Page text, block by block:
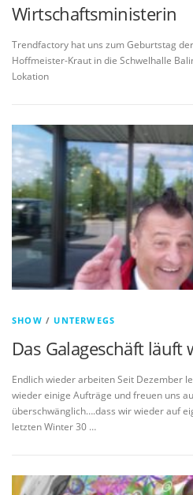
Wirtschaftsministerin
Trendfactory hat uns zum Geburtstag
Hoffmeister-Kraut in die Schwelhalle
Lokation
SHOW / UNTERWEGS
Das Galageschäft läuft
Endlich wieder arbeiten Seit Dezember
wieder einige Aufträge und freuen uns
überschwänglich….dass wir wieder auf
letzten Winter 30 …